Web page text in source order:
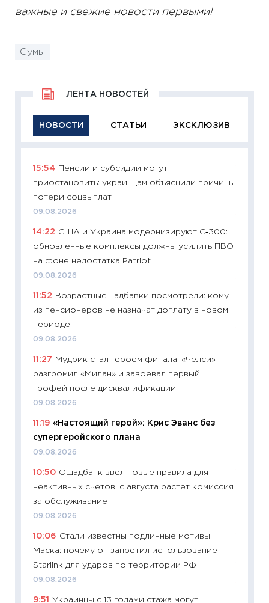
важные и свежие новости первыми!
Сумы
НОВОСТИ СТАТЬИ ЭКСКЛЮЗИВ
ЛЕНТА НОВОСТЕЙ
15:54
Пенсии и субсидии могут
приостановить: украинцам объяснили причины
потери соцвыплат
09.08.2026
14:22 США и Украина модернизируют С‑300:
обновленные комплексы должны усилить ПВО
на фоне недостатка Patriot
09.08.2026
11:52
Возрастные надбавки посмотрели: кому
из пенсионеров не назначат доплату в новом
периоде
09.08.2026
11:27 Мудрик стал героем финала: «Челси»
разгромил «Милан» и завоевал первый
трофей после дисквалификации
09.08.2026
11:19 «Настоящий герой»: Крис Эванс без
супергеройского плана
09.08.2026
10:50 Ощадбанк ввел новые правила для
неактивных счетов: с августа растет комиссия
за обслуживание
09.08.2026
10:06 Стали известны подлинные мотивы
Маска: почему он запретил использование
Starlink для ударов по территории РФ
09.08.2026
9:51 Украинцы с 13 годами стажа могут